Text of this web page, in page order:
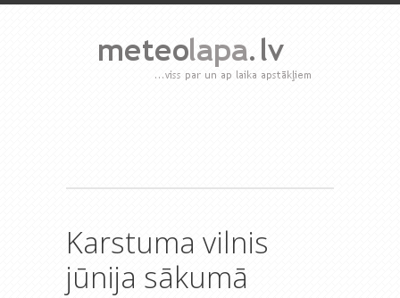
Karstuma vilnis
jūnija sākumā